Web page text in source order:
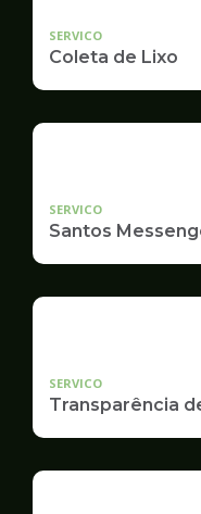
SERVICO
Coleta de Lixo
SERVICO
Santos
SERVICO
Transparência